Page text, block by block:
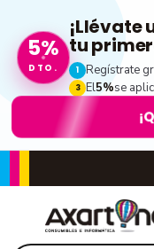
5%
DTO.
¡Llévate
tu
1 Regístrate
3 El5%se